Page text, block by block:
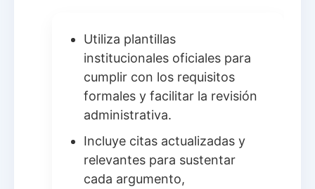
Utiliza plantillas
institucionales oficiales para
cumplir con los requisitos
formales y facilitar la revisión
administrativa.
Incluye citas actualizadas y
relevantes para sustentar
cada argumento,